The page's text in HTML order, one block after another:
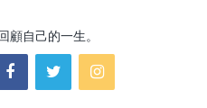
顧自己的一生。
Social